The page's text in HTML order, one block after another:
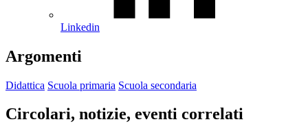
Linkedin
Argomenti
Didattica Scuola primaria Scuola secondaria
Circolari, notizie, eventi correlati